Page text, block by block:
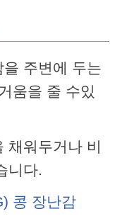
주변에 두는
움을 줄 수있
채워두거나 비
니다.
콩 장난감